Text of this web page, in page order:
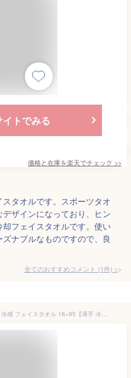
トでみる
価格と在庫を楽天でチェック >>
タオルです。スポーツタオ
ザインになっており、ヒン
フェイスタオルです。使い
ナブルなものですので、良
全てのおすすめコメント (1件) >
【楽天ランキング1位 メール便可】冷感 フェイスタオル 16×95【薄手 冷感タオル クールタオル ひんやりタオル 日本製 ピンク ミント 16 95 センチ cm 無地 タオル 汗拭きタオル 手拭きタオル 子供 接触冷感 ひんやり クール 冷感 グッズ 熱中症対策】